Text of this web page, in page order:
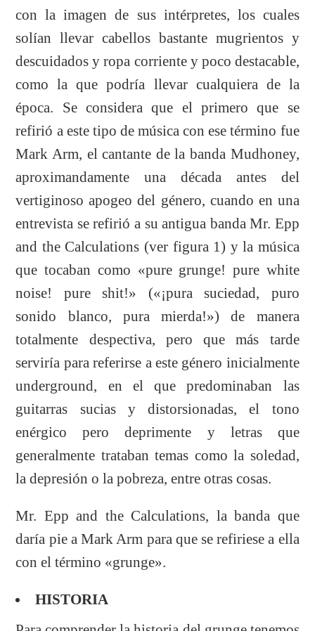
con la imagen de sus intérpretes, los cuales
solían llevar cabellos bastante mugrientos y
descuidados y ropa corriente y poco destacable,
como la que podría llevar cualquiera de la
época. Se considera que el primero que se
refirió a este tipo de música con ese término fue
Mark Arm, el cantante de la banda Mudhoney,
aproximandamente una década antes del
vertiginoso apogeo del género, cuando en una
entrevista se refirió a su antigua banda Mr. Epp
and the Calculations (ver figura 1) y la música
que tocaban como «pure grunge! pure white
noise! pure shit!» («¡pura suciedad, puro
sonido blanco, pura mierda!») de manera
totalmente despectiva, pero que más tarde
serviría para referirse a este género inicialmente
underground, en el que predominaban las
guitarras sucias y distorsionadas, el tono
enérgico pero deprimente y letras que
generalmente trataban temas como la soledad,
la depresión o la pobreza, entre otras cosas.
Mr. Epp and the Calculations, la banda que
daría pie a Mark Arm para que se refiriese a ella
con el término «grunge».
HISTORIA